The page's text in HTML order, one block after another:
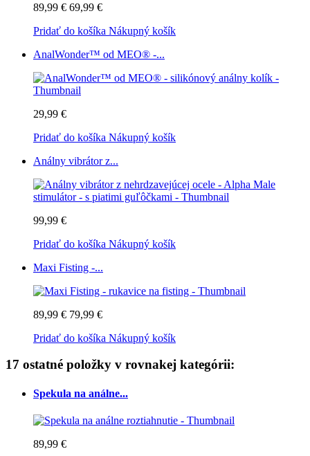
89,99 € 69,99 €
Pridať do košíka Nákupný košík
AnalWonder™ od MEO® -...
29,99 €
Pridať do košíka Nákupný košík
Análny vibrátor z...
99,99 €
Pridať do košíka Nákupný košík
Maxi Fisting -...
89,99 € 79,99 €
Pridať do košíka Nákupný košík
17 ostatné položky v rovnakej kategórii:
Spekula na análne...
89,99 €